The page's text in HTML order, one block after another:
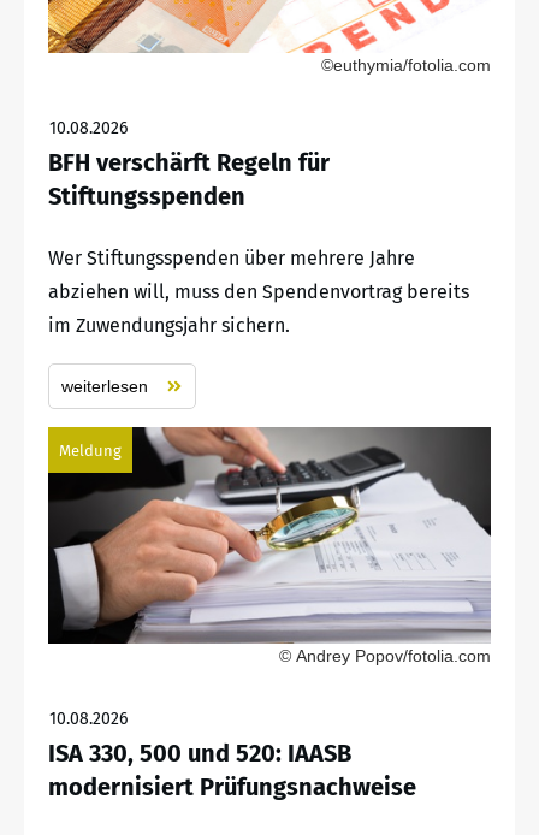
©euthymia/fotolia.com
10.08.2026
BFH verschärft Regeln für
Stiftungsspenden
Wer Stiftungsspenden über mehrere Jahre
abziehen will, muss den Spendenvortrag bereits
im Zuwendungsjahr sichern.
weiterlesen
Meldung
© Andrey Popov/fotolia.com
10.08.2026
ISA 330, 500 und 520: IAASB
modernisiert Prüfungsnachweise